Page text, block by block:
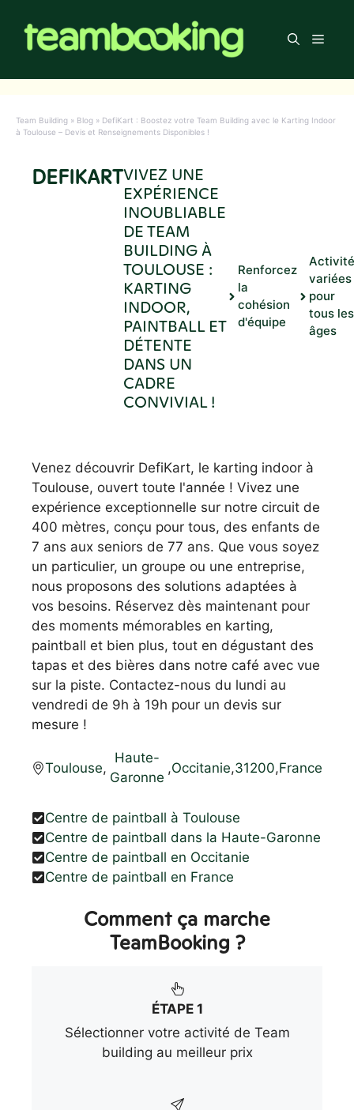
contenu
Menu
Team Building » Blog » DefiKart : Boostez votre Team Building avec le Karting Indoor
à Toulouse – Devis et Renseignements Disponibles !
DEFIKARTVIVEZ UNE
EXPÉRIENCE
INOUBLIABLE
DE TEAM
BUILDING À
TOULOUSE :
KARTING
INDOOR,
PAINTBALL ET
DÉTENTE
DANS UN
CADRE
CONVIVIAL !
Renforcez
la
cohésion
d'équipe
variées
pour
tous les
âges
Venez découvrir DefiKart, le karting indoor à
Toulouse, ouvert toute l'année ! Vivez une
expérience exceptionnelle sur notre circuit de
400 mètres, conçu pour tous, des enfants de
7 ans aux seniors de 77 ans. Que vous soyez
un particulier, un groupe ou une entreprise,
nous proposons des solutions adaptées à
vos besoins. Réservez dès maintenant pour
des moments mémorables en karting,
paintball et bien plus, tout en dégustant des
tapas et des bières dans notre café avec vue
sur la piste. Contactez-nous du lundi au
vendredi de 9h à 19h pour un devis sur
mesure !
Toulouse,
Haute-
Garonne
,Occitanie,31200,France
Centre de paintball à Toulouse
Centre de paintball dans la Haute-Garonne
Centre de paintball en Occitanie
Centre de paintball en France
Comment ça marche
TeamBooking ?
ÉTAPE 1
Sélectionner votre activité de Team
building au meilleur prix